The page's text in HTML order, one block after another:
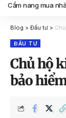
Cẩm nang mua
Blog > Đầu tư >
ĐẦU TƯ
Chủ hộ
bảo